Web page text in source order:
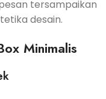
tersampaikan
desain.
Minimalis